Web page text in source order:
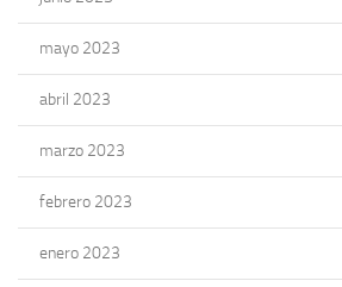
mayo 2023
abril 2023
marzo 2023
febrero 2023
enero 2023